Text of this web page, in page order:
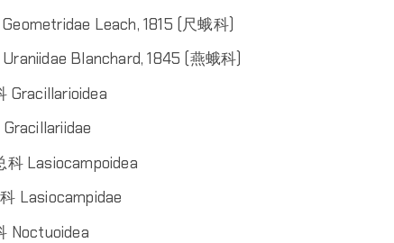
Geometridae Leach‎, 1815‎ (尺蛾科)
Uraniidae Blanchard‎, 1845‎ (燕蛾科)
Gracillarioidea
Gracillariidae
科 Lasiocampoidea
科 Lasiocampidae
Noctuoidea